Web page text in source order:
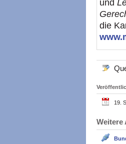
und
die
19.
Weitere